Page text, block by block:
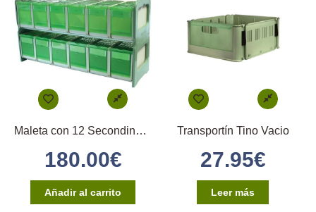
Maleta con 12 Secondinos medios
180.00€
Añadir al carrito
Transportín Tino Vacio
27.95€
Leer más